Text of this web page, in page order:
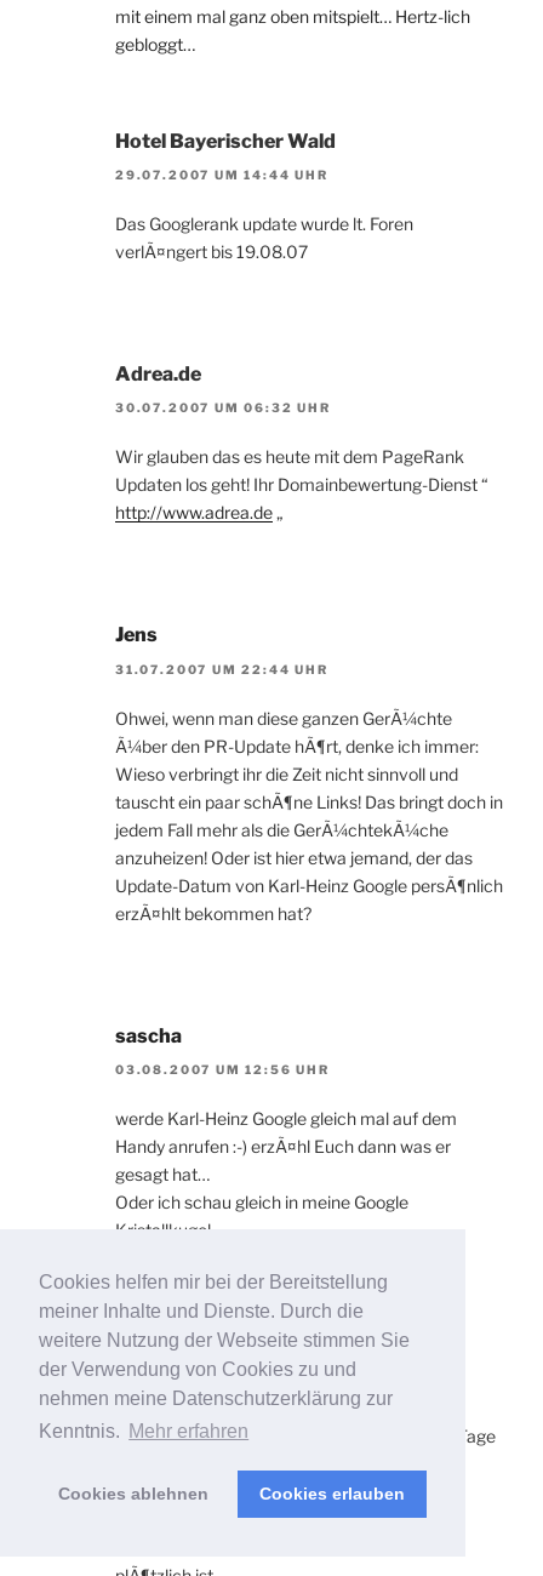
Cookies helfen mir bei der Bereitstellung
meiner Inhalte und Dienste. Durch die
weitere Nutzung der Webseite stimmen Sie
der Verwendung von Cookies zu und
nehmen meine Datenschutzerklärung zur
Kenntnis. Mehr erfahren
Cookies ablehnen Cookies erlauben
mit einem mal ganz oben mitspielt… Hertz-lich
gebloggt…
Hotel Bayerischer Wald
29.07.2007 UM 14:44 UHR
Das Googlerank update wurde lt. Foren
verlÃ¤ngert bis 19.08.07
Adrea.de
30.07.2007 UM 06:32 UHR
Wir glauben das es heute mit dem PageRank
Updaten los geht! Ihr Domainbewertung-Dienst “
http://www.adrea.de„
Jens
31.07.2007 UM 22:44 UHR
Ohwei, wenn man diese ganzen GerÃ¼chte
Ã¼ber den PR-Update hÃ¶rt, denke ich immer:
Wieso verbringt ihr die Zeit nicht sinnvoll und
tauscht ein paar schÃ¶ne Links! Das bringt doch in
jedem Fall mehr als die GerÃ¼chtekÃ¼che
anzuheizen! Oder ist hier etwa jemand, der das
Update-Datum von Karl-Heinz Google persÃ¶nlich
erzÃ¤hlt bekommen hat?
sascha
03.08.2007 UM 12:56 UHR
werde Karl-Heinz Google gleich mal auf dem
Handy anrufen :-) erzÃ¤hl Euch dann was er
gesagt hat…
Oder ich schau gleich in meine Google
Kristallkugel….
Alessandro
Na ich bin gespannt was sich die nÃ¤chsten Tage
PR5, nun seit Jommla
, sprich weinigen Tagen hat er plÃ¶tzl. 0 – wir